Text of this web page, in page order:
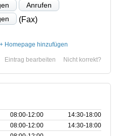
Anrufen
(Fax)
Homepage hinzufügen
Nicht korrekt?
Eintrag bearbeiten
08:00‑12:00
14:30‑18:00
08:00‑12:00
14:30‑18:00